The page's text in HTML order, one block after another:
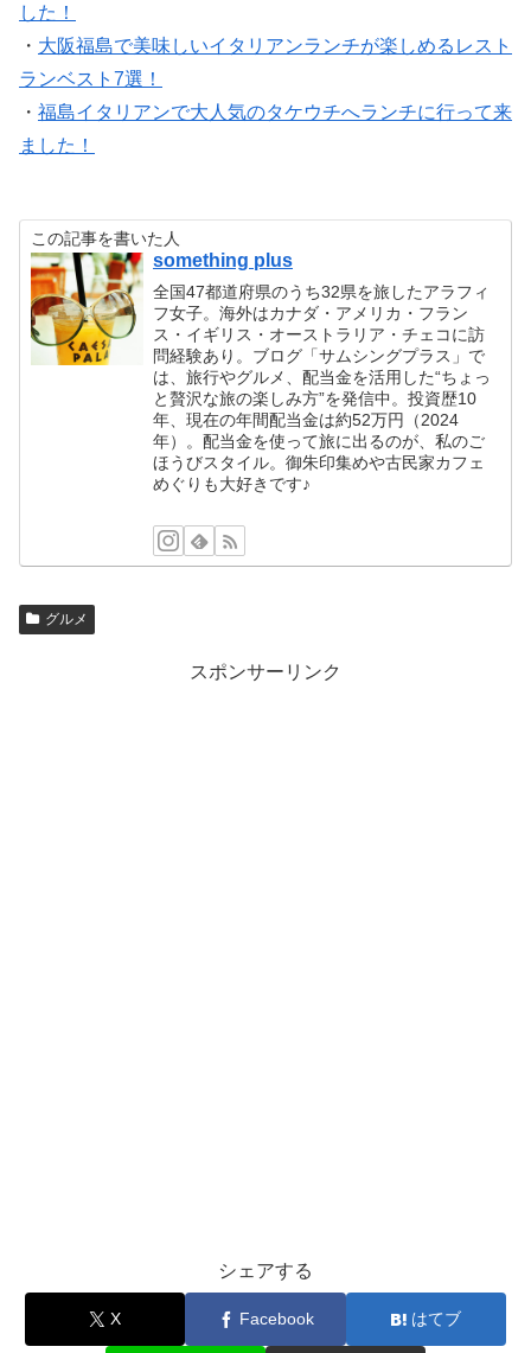
した！
・ 大阪福島で美味しいイタリアンランチが楽しめるレスト
ランベスト7選！
・ 福島イタリアンで大人気のタケウチへランチに行って来
ました！
この記事を書いた人
something plus
全国47都道府県のうち32県を旅したアラフィ
フ女子。海外はカナダ・アメリカ・フラン
ス・イギリス・オーストラリア・チェコに訪
問経験あり。ブログ「サムシングプラス」で
は、旅行やグルメ、配当金を活用した“ちょっ
と贅沢な旅の楽しみ方”を発信中。投資歴10
年、現在の年間配当金は約52万円（2024
年）。配当金を使って旅に出るのが、私のご
ほうびスタイル。御朱印集めや古民家カフェ
めぐりも大好きです♪
グルメ
スポンサーリンク
シェアする
X Facebook はてブ